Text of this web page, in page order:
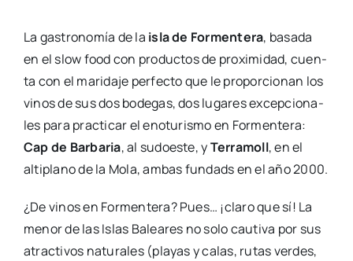
La gas­tro­no­mía de la isla de For­men­te­ra, basa­da
en el slow food con pro­duc­tos de pro­xi­mi­dad, cuen­
ta con el mari­da­je per­fec­to que le pro­por­cio­nan los
vinos de sus dos bode­gas, dos luga­res excep­cio­na­
les para prac­ti­car el enotu­ris­mo en For­men­te­ra:
Cap de Bar­ba­ria, al sudoes­te, yTerra­moll, en el
alti­plano de la Mola, ambas fun­dads en el año 2000.
¿De vinos en For­men­te­ra? Pues… ¡cla­ro que sí! La
menor de las Islas Balea­res no solo cau­ti­va por sus
atrac­ti­vos natu­ra­les (pla­yas y calas, rutas ver­des,